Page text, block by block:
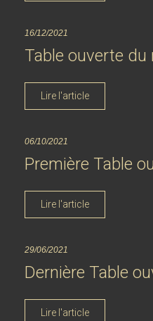
16/12/2021
Table ouverte du
Lire l'article
06/10/2021
Première Table
Lire l'article
29/06/2021
Dernière Table
Lire l'article